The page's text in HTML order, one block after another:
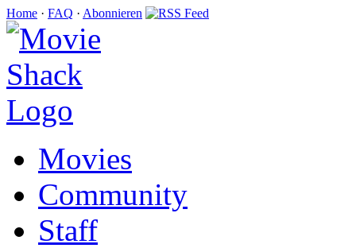
Home · FAQ · Abonnieren
Movies
Community
Staff